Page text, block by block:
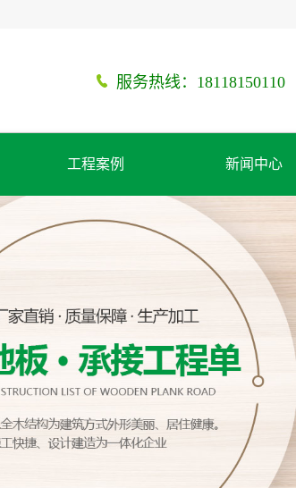
服务热线：18118150110
工程案例 新闻中心